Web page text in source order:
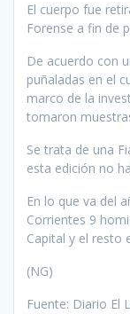
El cuerpo fue
Forense a fin de
De acuerdo con
puñaladas en el
marco de la
tomaron
Se trata de una
esta edición no
En lo que va del
Corrientes 9
Capital y el resto
(NG)
Fuente: Diario El